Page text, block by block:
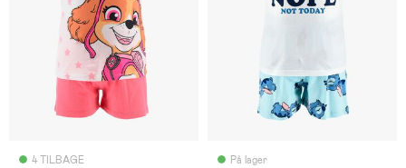
4 TILBAGE På lager